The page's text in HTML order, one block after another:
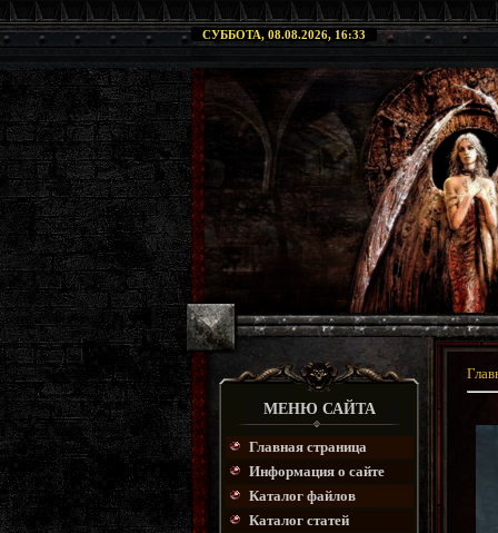
СУББОТА, 08.08.2026, 16:33
МЕНЮ САЙТА
Главная страница
Информация о сайте
Каталог файлов
Каталог статей